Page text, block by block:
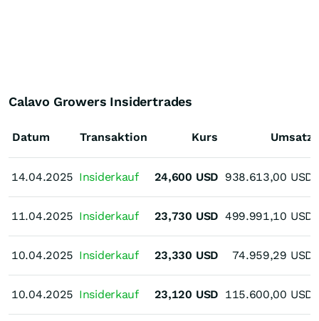
Calavo Growers Insidertrades
Datum
14.04.2025
11.04.2025
10.04.2025
10.04.2025
Transaktion Kurs Umsatz
14.04.2025 Insiderkauf 24,600 USD 938.613,00 USD
11.04.2025 Insiderkauf 23,730 USD 499.991,10 USD
10.04.2025 Insiderkauf 23,330 USD 74.959,29 USD
10.04.2025 Insiderkauf 23,120 USD 115.600,00 USD